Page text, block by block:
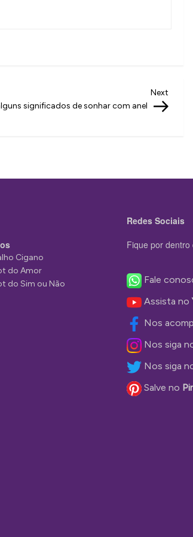
Post
Next
significados de sonhar com anel
Cigano
do Amor
do Sim ou Não
Redes Sociais
Fique por
Fale
Assista no
Nos
Nos siga
Nos siga
Salve no